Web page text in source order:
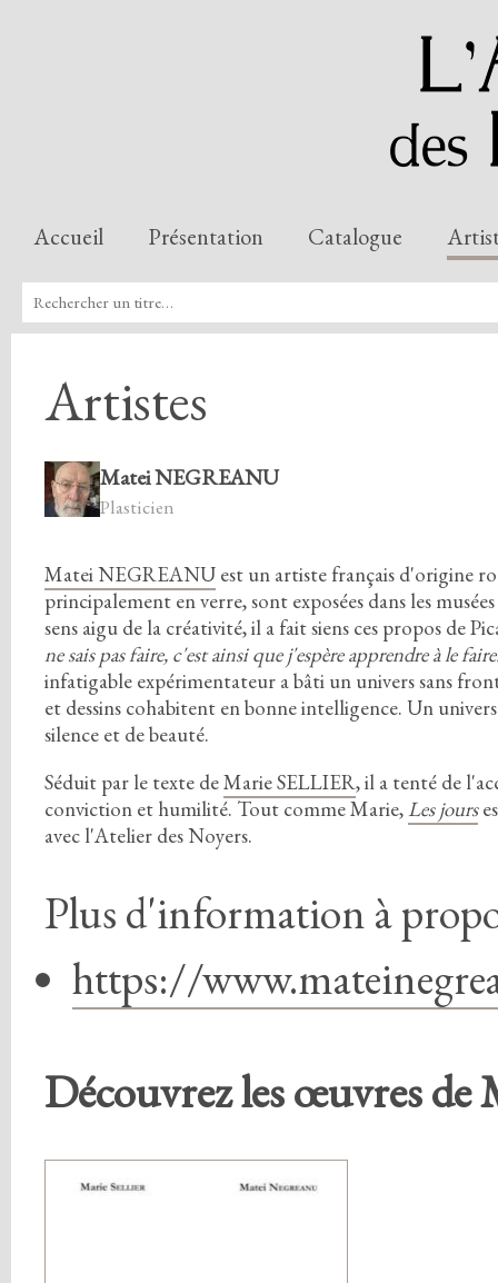
Accueil Présentation Catalogue
Artistes
Matei NEGREANU
Plasticien
Matei NEGREANU est un artiste français d'origine
principalement en verre,sont exposées dans les
sens aigu de la créativité,il a fait siens ces propos de
ne sais pas faire, c'est ainsi que j'espère apprendre à le
infatigable expérimentateur a bâti un univers sans
et dessins cohabitent en bonne intelligence. Un
silence et de beauté.
Séduit par le texte deMarie SELLIER,il a tenté de
conviction et humilité. Tout comme Marie,Les jours
avec l'Atelier des Noyers.
Plus d'information à
https://
Découvrez les œuvres de